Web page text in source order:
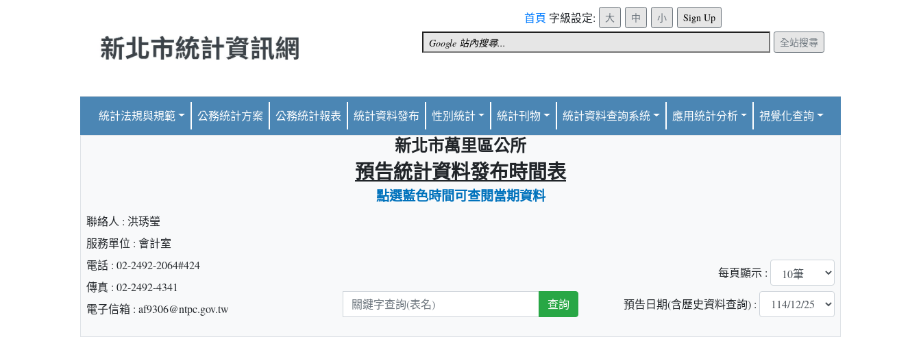
首頁 字級設定:
Sign Up
全站搜尋
統計法規與規範 公務統計方案 公務統計報表 統計資料發布 性別統計 統計刊物 統計資料查詢系統 應用統計分析 視覺化查詢
新北市萬里區公所
預告統計資料發布時間表
點選藍色時間可查閱當期資料
聯絡人 : 洪琇瑩
服務單位 : 會計室
電話 : 02-2492-2064#424
傳真 : 02-2492-4341
電子信箱 : af9306@ntpc.gov.tw
關
鍵
每頁顯示 :
預告日期(含歷史資料查詢) :